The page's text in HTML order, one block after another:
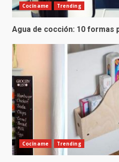
Cocíname Trending
Agua de cocción: 10 formas
Cocíname Trending